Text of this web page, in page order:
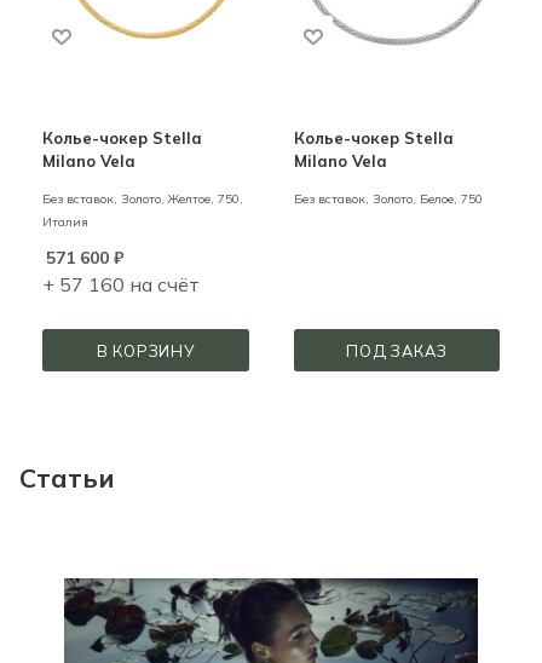
Колье-чокер Stella
Milano Vela
Без вставок, Золото,Желтое, 750,
Италия
571 600 ₽
+ 57 160 на счёт
В КОРЗИНУ
Колье-чокер Stella
Milano Vela
Без вставок, Золото, Белое, 750
ПОД ЗАКАЗ
Статьи